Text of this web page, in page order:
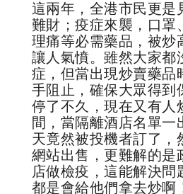
這兩年，全港市民更是
難財；疫症來襲，口罩
理痛等必需藥品，被炒
讓人氣憤。雖然大家都
症，但當出現炒賣藥品
手阻止，確保大眾得到
停了不久，現在又有人
間，當隔離酒店名單一
天竟然被投機者訂了，
網站出售，更難解的是
店做檢疫，這能解決問
都是會給他們拿去炒啊